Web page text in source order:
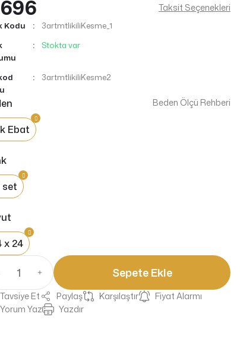
Taksit Seçenekleri
Kodu
3artmtlikiliKesme_1
Stokta var
3artmtlikiliKesme2
Ebat
set
x 24
Beden Ölçü Rehberi
Sepete Ekle
Tavsiye Et Paylaş Karşılaştır
Fiyat Alarmı
Yorum Yaz
Yazdır